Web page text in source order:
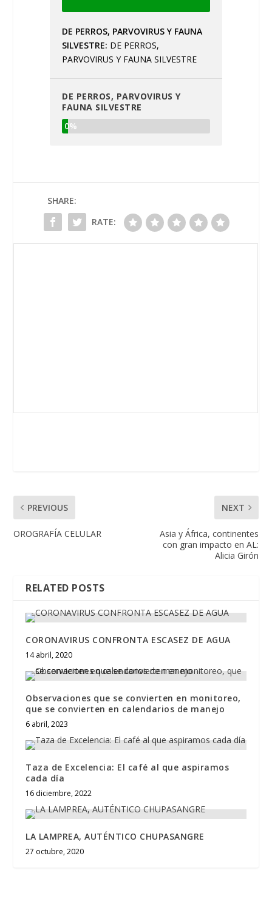
DE PERROS, PARVOVIRUS Y FAUNA
SILVESTRE DE PERROS,
PARVOVIRUS Y FAUNA SILVESTRE
DE PERROS, PARVOVIRUS Y
FAUNA SILVESTRE
0%
SHARE:
RATE:
PREVIOUS
OROGRAFÍA CELULAR
NEXT
Asia y África, continentes
con gran impacto en AL:
Alicia Girón
RELATED POSTS
CORONAVIRUS CONFRONTA ESCASEZ DE AGUA
14 abril, 2020
Observaciones que se convierten en monitoreo,
que se convierten en calendarios de manejo
6 abril, 2023
Taza de Excelencia: El café al que aspiramos
cada día
16 diciembre, 2022
LA LAMPREA, AUTÉNTICO CHUPASANGRE
27 octubre, 2020